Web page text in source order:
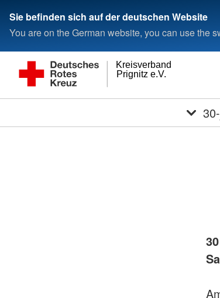
Sie befinden sich auf der deutschen Website
You are on the German website, you can use the
Prignitz e.V.
Kreisverband